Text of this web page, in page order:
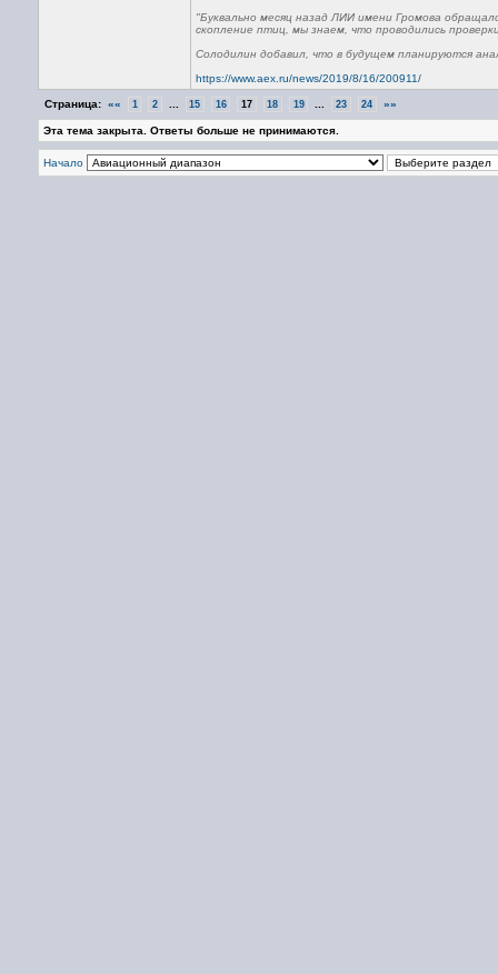
"Буквально месяц назад ЛИИ имени Громова
скопление птиц, мы знаем, что проводились
Солодилин добавил, что в будущем планируются
https://www.aex.ru/news/2019/8/16/200911/
Страница: «« 1 2 15 16 17 18 19 23 24 »»
Эта тема закрыта. Ответы больше не принимаются.
Начало